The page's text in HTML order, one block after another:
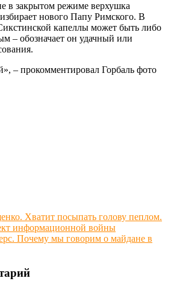
в закрытом режиме верхушка
нового Папу Римского. В
капеллы может быть либо
– обозначает он удачный или
– прокомментировал Горбаль фото
Хватит посыпать голову пеплом.
информационной войны
Почему мы говорим о майдане в